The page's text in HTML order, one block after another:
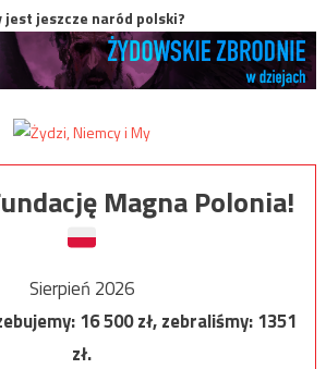
jest jeszcze naród polski?
Magna Polonia!
Sierpień 2026
16 500zł, zebraliśmy:1351
zł.